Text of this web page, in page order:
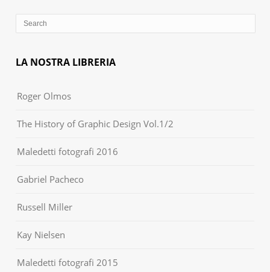
LA NOSTRA LIBRERIA
Roger Olmos
The History of Graphic Design Vol.1/2
Maledetti fotografi 2016
Gabriel Pacheco
Russell Miller
Kay Nielsen
Maledetti fotografi 2015